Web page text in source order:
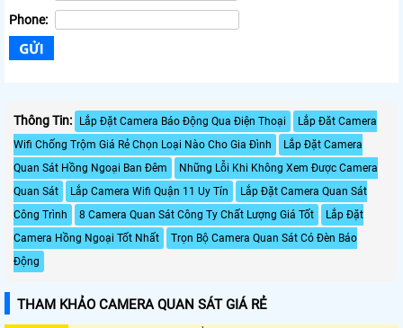
Phone:
Thông Tin: Lắp Đặt Camera Báo Động Qua Điện Thoại
Lắp Đăt Camera
Wifi Chống Trộm Giá Rẻ Chọn Loại Nào Cho Gia Đình
Lắp Đặt Camera
Quan Sát Hồng Ngoại Ban Đêm
Những Lỗi Khi Không Xem Được Camera
Quan Sát
Lắp Camera Wifi Quận 11 Uy Tín
Lắp Đặt Camera Quan Sát
Công Trình
8 Camera Quan Sát Công Ty Chất Lượng Giá Tốt
Lắp Đặt
Camera Hồng Ngoại Tốt Nhất
Trọn Bộ Camera Quan Sát Có Đèn Báo
Động
THAM KHẢO CAMERA QUAN SÁT GIÁ RẺ